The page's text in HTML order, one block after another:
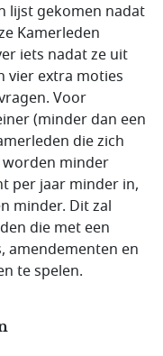
lijst gekomen nadat
Kamerleden
iets nadat ze uit
vier extra moties
Voor
(minder dan een
die zich
minder
per jaar minder in,
minder. Dit zal
die met een
amendementen en
te spelen.